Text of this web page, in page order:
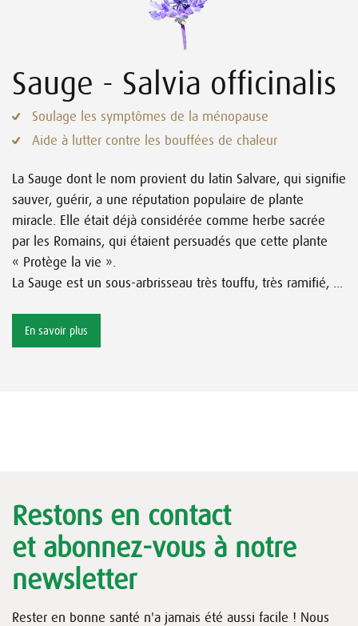
Sauge - Salvia officinalis
Soulage les symptômes de la ménopause
Aide à lutter contre les bouffées de chaleur
La Sauge dont le nom provient du latin Salvare, qui signifie
sauver, guérir, a une réputation populaire de plante
miracle. Elle était déjà considérée comme herbe sacrée
par les Romains, qui étaient persuadés que cette plante
« Protège la vie ».
La Sauge est un sous-arbrisseau très touffu, très ramifié, ...
En savoir plus
Restons en contact
et abonnez-vous à notre
newsletter
Rester en bonne santé n'a jamais été aussi facile ! Nous